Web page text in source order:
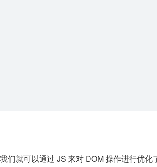
们就可以通过 JS 来对 DOM 操作进行优化